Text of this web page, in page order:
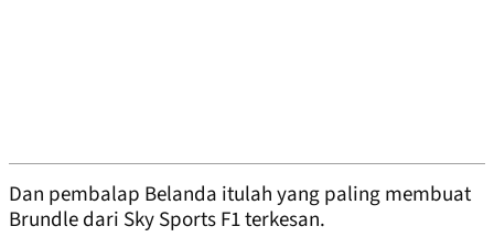
Dan pembalap Belanda itulah yang paling membuat
Brundle dari Sky Sports F1 terkesan.